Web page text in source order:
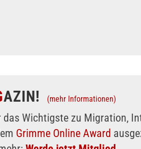
AZIN! (mehr Informationen)
Wichtigste zu Migration,
Grimme Online Award